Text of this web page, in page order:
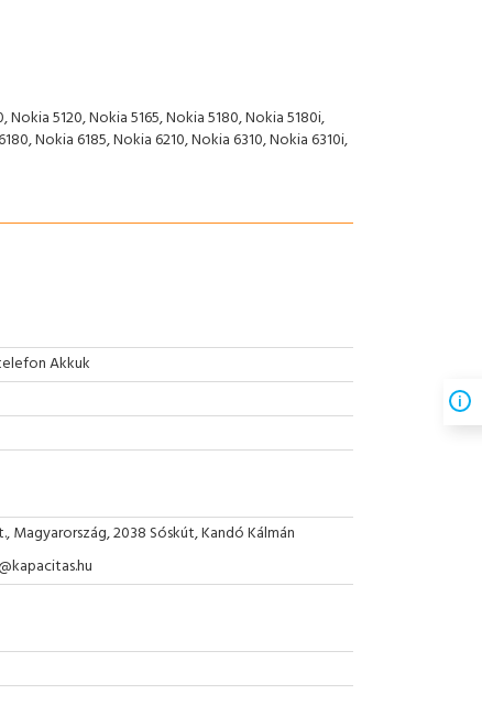
Nokia 5120, Nokia 5165, Nokia 5180, Nokia 5180i,
Nokia 6185, Nokia 6210, Nokia 6310, Nokia 6310i,
Akkuk
Magyarország, 2038 Sóskút, Kandó Kálmán